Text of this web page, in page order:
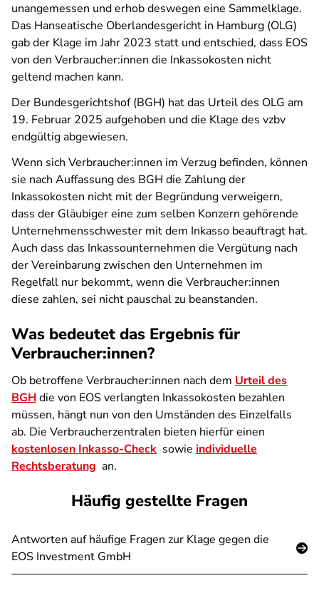
unangemessen und erhob deswegen eine Sammelklage.
Das Hanseatische Oberlandesgericht in Hamburg (OLG)
gab der Klage im Jahr 2023 statt und entschied, dass EOS
von den Verbraucher:innen die Inkassokosten nicht
geltend machen kann.
Der Bundesgerichtshof (BGH) hat das Urteil des OLG am
19. Februar 2025 aufgehoben und die Klage des vzbv
endgültig abgewiesen.
Wenn sich Verbraucher:innen im Verzug befinden, können
sie nach Auffassung des BGH die Zahlung der
Inkassokosten nicht mit der Begründung verweigern,
dass der Gläubiger eine zum selben Konzern gehörende
Unternehmensschwester mit dem Inkasso beauftragt hat.
Auch dass das Inkassounternehmen die Vergütung nach
der Vereinbarung zwischen den Unternehmen im
Regelfall nur bekommt, wenn die Verbraucher:innen
diese zahlen, sei nicht pauschal zu beanstanden.
Was bedeutet das Ergebnis für
Verbraucher:innen?
Ob betroffene Verbraucher:innen nach dem Urteil des
BGHdie von EOS verlangten Inkassokosten bezahlen
müssen, hängt nun von den Umständen des Einzelfalls
ab. Die Verbraucherzentralen bieten hierfür einen
kostenlosen Inkasso-Check sowie individuelle
Rechtsberatung an.
Häufig gestellte Fragen
Antworten auf häufige Fragen zur Klage gegen die
EOS Investment GmbH